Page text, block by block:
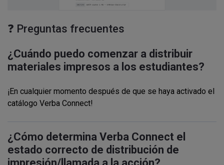
❓ Preguntas frecuentes
¿Cuándo puedo comenzar a distribuir
materiales impresos a los estudiantes?
¡En cualquier momento después de que se haya activado el
catálogo Verba Connect!
¿Cómo determina Verba Connect el
estado correcto de distribución de